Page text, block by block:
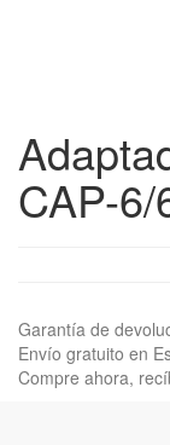
CAP-
Garantía de
Envío gratuito en
Compre ahora,